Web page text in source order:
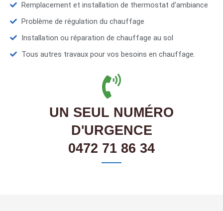
Remplacement et installation de thermostat d'ambiance
Problème de régulation du chauffage
Installation ou réparation de chauffage au sol
Tous autres travaux pour vos besoins en chauffage.
UN SEUL NUMÉRO
D'URGENCE
0472 71 86 34